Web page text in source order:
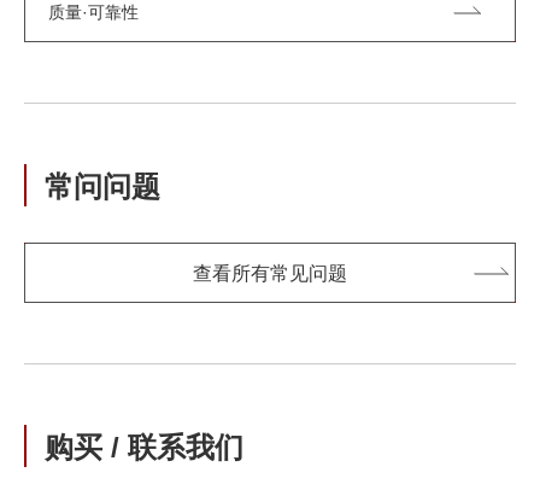
质量·可靠性
常问问题
查看所有常见问题
购买 / 联系我们